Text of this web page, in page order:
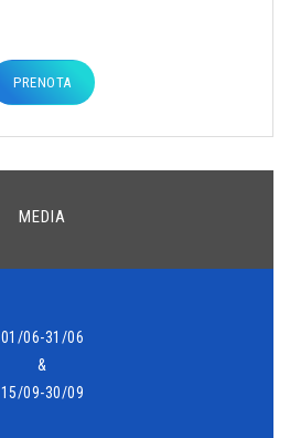
PRENOTA
MEDIA
01/06-31/06
&
15/09-30/09